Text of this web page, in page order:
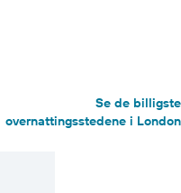
Se de billigste
overnattingsstedene i London